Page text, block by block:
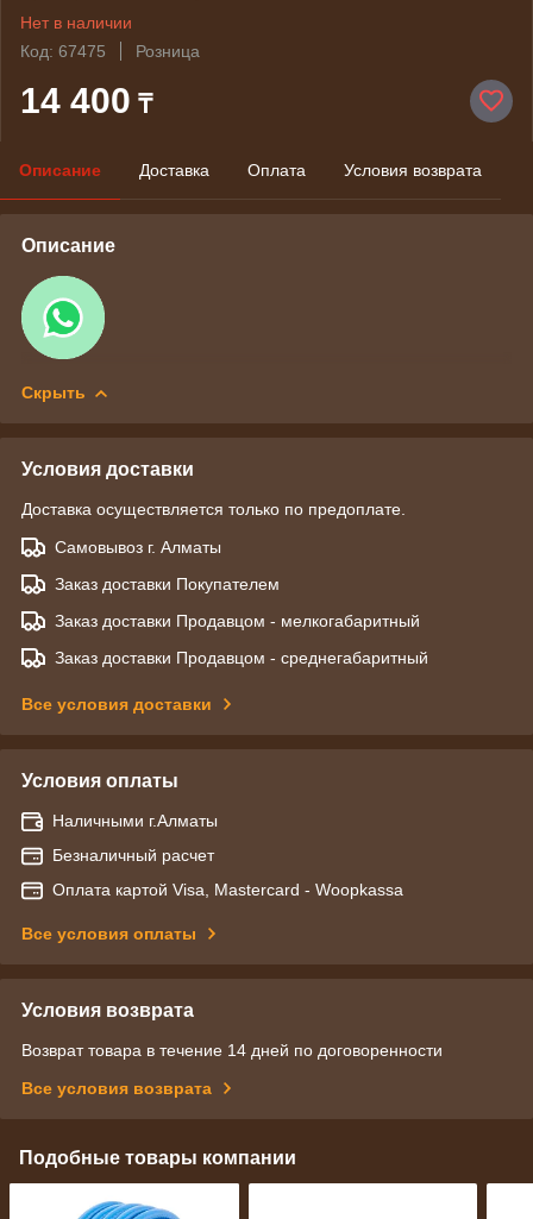
Нет в наличии
Код: 67475
Розница
14 400 ₸
Описание Доставка Оплата Условия возврата
Описание
Скрыть
Условия доставки
Доставка осуществляется только по предоплате.
Самовывоз г. Алматы
Заказ доставки Покупателем
Заказ доставки Продавцом - мелкогабаритный
Заказ доставки Продавцом - среднегабаритный
Все условия доставки
Условия оплаты
Наличными г.Алматы
Безналичный расчет
Оплата картой Visa, Mastercard - Woopkassa
Все условия оплаты
Условия возврата
Возврат товара в течение 14 дней по договоренности
Все условия возврата
Подобные товары компании